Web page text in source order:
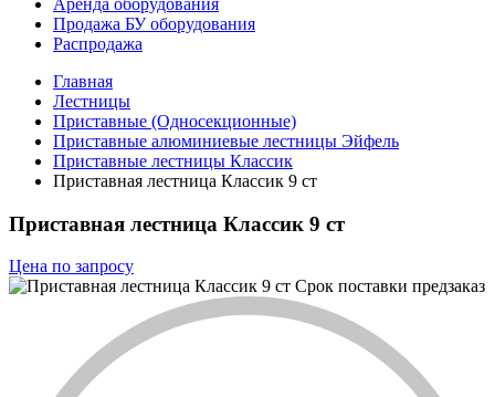
Аренда оборудования
Продажа БУ оборудования
Распродажа
Главная
Лестницы
Приставные (Односекционные)
Приставные алюминиевые лестницы Эйфель
Приставные лестницы Классик
Приставная лестница Классик 9 ст
Приставная лестница Классик 9 ст
Цена по запросу
Срок поставки предзаказ